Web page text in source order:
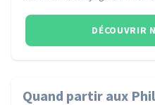
DÉCOUVRIR
Quand partir aux